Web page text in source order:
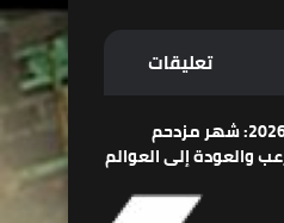
تعليقات
ألعاب أغسطس 2026: شهر مزدحم
والعودة إلى العوالم